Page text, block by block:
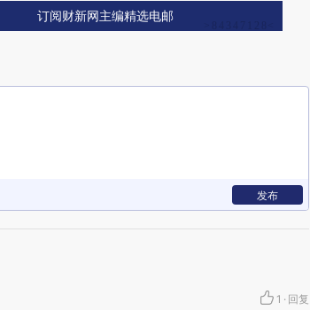
订阅财新网主编精选电邮
发布
1 · 回复